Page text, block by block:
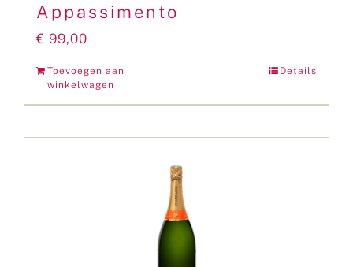
Appassimento
€ 99,00
Toevoegen aan
winkelwagen
Details